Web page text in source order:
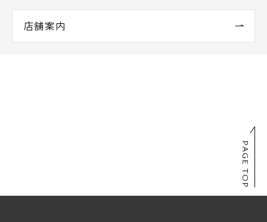
店舗案内
PAGE TOP